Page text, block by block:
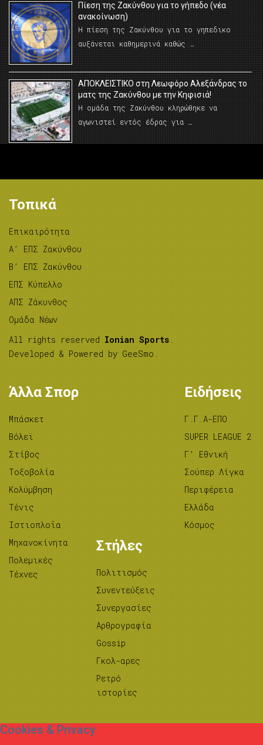
Πίεση της Ζακύνθου για το γήπεδο (νέα
ανακοίνωση)
Η πίεση της Ζακύνθου για το γηπεδικο
αυξάνεται καθημερινά καθώς …
AΠΟΚΛΕΙΣΤΙΚΟ στη Λεωφόρο Αλεξάνδρας το
ματς της Ζακύνθου με την Κηφισιά!
Η ομάδα της Ζακύνθου κληρώθηκε να
αγωνιστεί εντός έδρας για …
Τοπικά
Επικαιρότητα
A’ ΕΠΣ Ζακύνθου
B’ ΕΠΣ Ζακύνθου
ΕΠΣ Κύπελλο
ΑΠΣ Ζάκυνθος
Ομάδα Νέων
All rights reserved Ionian Sports .
Developed & Powered by GeeSmo .
Άλλα Σπορ
Μπάσκετ
Βόλεϊ
Στίβος
Tοξοβολία
Κολύμβηση
Τένις
Ιστιοπλοΐα
Μηχανοκίνητα
Πολεμικές
Τέχνες
Ειδήσεις
Γ.Γ.Α-ΕΠΟ
SUPER LEAGUE 2
Γ’ Εθνική
Σούπερ Λίγκα
Περιφέρεια
Ελλάδα
Κόσμος
Στήλες
Πολιτισμός
Συνεντεύξεις
Συνεργασίες
Αρθρογραφία
Gossip
Γκολ-αρες
Ρετρό
ιστορίες
Cookies & Privacy